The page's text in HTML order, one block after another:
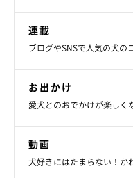
連載
ブログやSNSで人気の犬の
お出かけ
愛犬とのおでかけが楽しく
動画
犬好きにはたまらない！か